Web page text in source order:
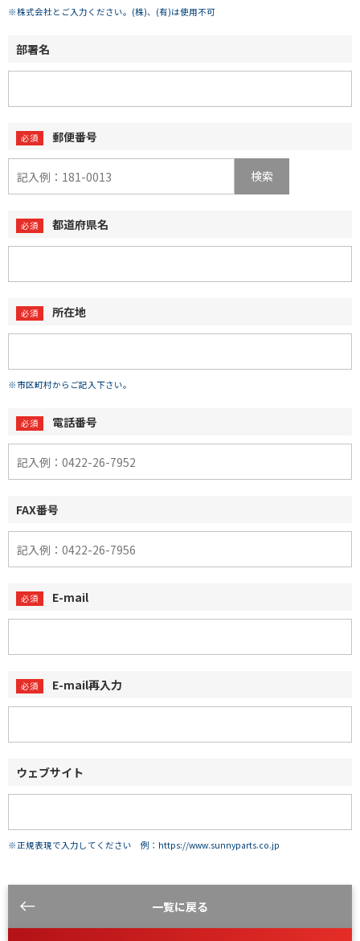
※株式会社とご入力ください。(株)、(有)は使用不可
部署名
郵便番号
検索
都道府県名
所在地
※市区町村からご記入下さい。
電話番号
FAX番号
E-mail
E-mail再入力
ウェブサイト
※正規表現で入力してください 例：https://www.sunnyparts.co.jp
一覧に戻る